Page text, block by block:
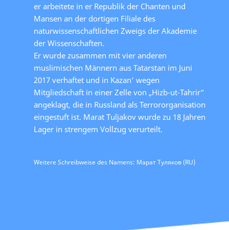
er arbeitete in er Republik der Chanten und
Mansen an der dortigen Filiale des
naturwissenschaftlichen Zweigs der Akademie
der Wissenschaften.
Er wurde zusammen mit vier anderen
muslimischen Männern aus Tatarstan im Juni
2017 verhaftet und in Kazan‘ wegen
Mitgliedschaft in einer Zelle von „Hizb-ut-Tahrir“
angeklagt, die in Russland als Terrororganisation
eingestuft ist. Marat Tuljakov wurde zu 18 Jahren
Lager in strengem Vollzug verurteilt.
Weitere Schreibweise des Namens: Марат Туляков (RU)